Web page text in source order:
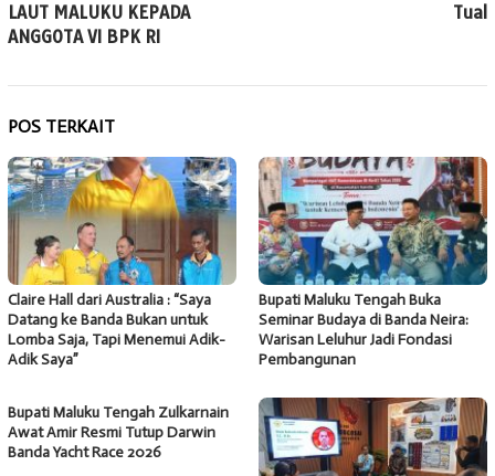
LAUT MALUKU KEPADA
ANGGOTA VI BPK RI
Tual
POS TERKAIT
Claire Hall dari Australia : “Saya
Datang ke Banda Bukan untuk
Lomba Saja, Tapi Menemui Adik-
Adik Saya”
Bupati Maluku Tengah Buka
Seminar Budaya di Banda Neira:
Warisan Leluhur Jadi Fondasi
Pembangunan
Bupati Maluku Tengah Zulkarnain
Awat Amir Resmi Tutup Darwin
Banda Yacht Race 2026